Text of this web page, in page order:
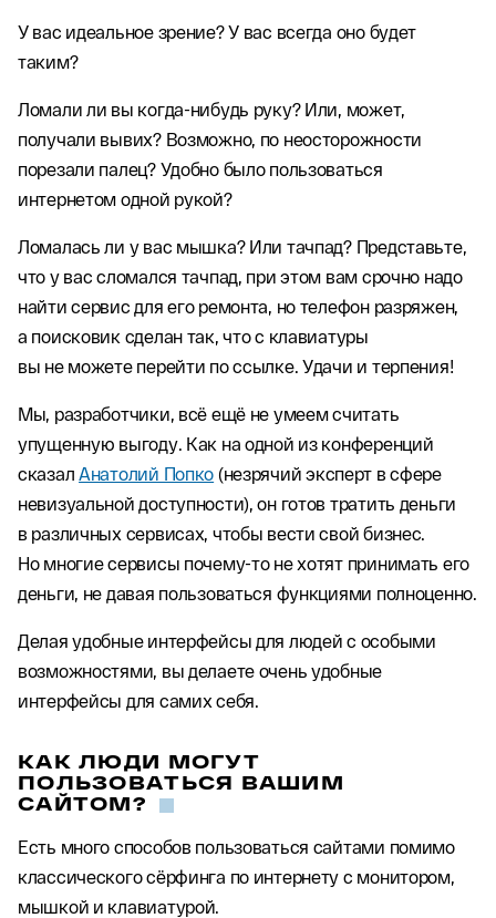
У вас идеальное зрение? У вас всегда оно будет
таким?
Ломали ли вы когда-нибудь руку? Или, может,
получали вывих? Возможно, по неосторожности
порезали палец? Удобно было пользоваться
интернетом одной рукой?
Ломалась ли у вас мышка? Или тачпад? Представьте,
что у вас сломался тачпад, при этом вам срочно надо
найти сервис для его ремонта, но телефон разряжен,
а поисковик сделан так, что с клавиатуры
вы не можете перейти по ссылке. Удачи и терпения!
Мы, разработчики, всё ещё не умеем считать
упущенную выгоду. Как на одной из конференций
сказал Анатолий Попко (незрячий эксперт в сфере
невизуальной доступности), он готов тратить деньги
в различных сервисах, чтобы вести свой бизнес.
Но многие сервисы почему-то не хотят принимать его
деньги, не давая пользоваться функциями полноценно.
Делая удобные интерфейсы для людей с особыми
возможностями, вы делаете очень удобные
интерфейсы для самих себя.
КАК ЛЮДИ МОГУТ
ПОЛЬЗОВАТЬСЯ ВАШИМ
САЙТОМ?
Есть много способов пользоваться сайтами помимо
классического сёрфинга по интернету с монитором,
мышкой и клавиатурой.